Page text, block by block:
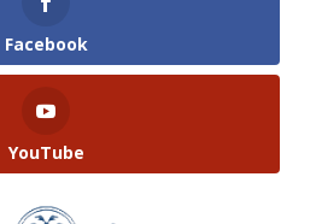
Facebook
YouTube